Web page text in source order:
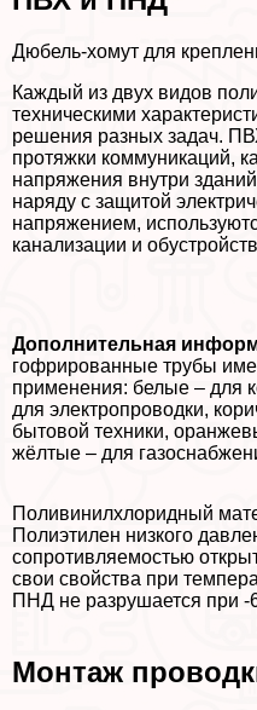
Дюбель-хомут для
Каждый из двух видов
техническими
решения разных задач.
протяжки коммуникаций,
напряжения внутри
наряду с защитой
напряжением,
канализации и
Дополнительная
гофрированные трубы
применения: белые – для
для электропроводки,
бытовой техники,
жёлтые – для
Поливинилхлоридный
Полиэтилен низкого
сопротивляемостью
свои свойства при
ПНД не разрушается при -
Монтаж